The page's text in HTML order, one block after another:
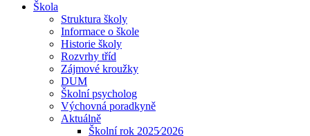
Škola
Struktura školy
Informace o škole
Historie školy
Rozvrhy tříd
Zájmové kroužky
DUM
Školní psycholog
Výchovná poradkyně
Aktuálně
Školní rok 2025⁄2026